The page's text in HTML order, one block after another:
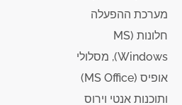
מערכת ההפעלה
חלונות (MS
Windows), מסלולי
אופיס (MS Office)
ותוכנות אנטי וירוס